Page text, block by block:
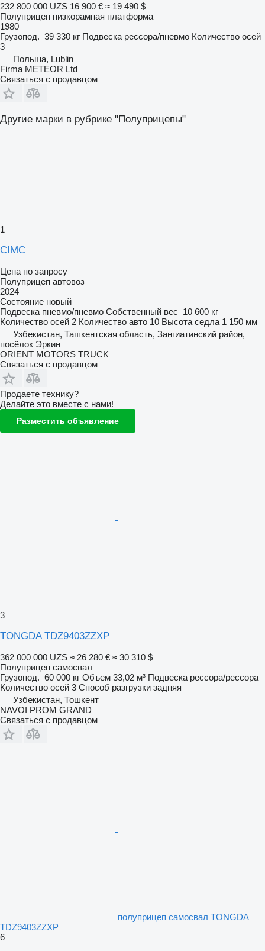
232 800 000 UZS 16 900 € ≈ 19 490 $
Полуприцеп низкорамная платформа
1980
Грузопод. 39 330 кг Подвеска рессора/пневмо Количество осей
3
Польша, Lublin
Firma METEOR Ltd
Связаться с продавцом
Другие марки в рубрике "Полуприцепы"
1
CIMC
Цена по запросу
Полуприцеп автовоз
2024
Состояние новый
Подвеска пневмо/пневмо Собственный вес 10 600 кг
Количество осей 2 Количество авто 10 Высота седла 1 150 мм
Узбекистан, Ташкентская область, Зангиатинский район,
посёлок Эркин
ORIENT MOTORS TRUCK
Связаться с продавцом
Продаете технику?
Делайте это вместе с нами!
Разместить объявление
3
TONGDA TDZ9403ZZXP
362 000 000 UZS ≈ 26 280 € ≈ 30 310 $
Полуприцеп самосвал
Грузопод. 60 000 кг Объем 33,02 м³ Подвеска рессора/рессора
Количество осей 3 Способ разгрузки задняя
Узбекистан, Тошкент
NAVOI PROM GRAND
Связаться с продавцом
полуприцеп самосвал TONGDA
TDZ9403ZZXP
6